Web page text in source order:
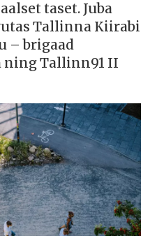
taset. Juba
Tallinna Kiirabi
– brigaad
ning Tallinn91 II